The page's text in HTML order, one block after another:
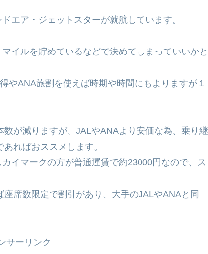
エア・ジェットスターが就航しています。
イルを貯めているなどで決めてしまっていいかと
やANA旅割を使えば時期や時間にもよりますが１
が減りますが、JALやANAより安価な為、乗り継
ればおススメします。
イマークの方が普通運賃で約23000円なので、ス
席数限定で割引があり、大手のJALやANAと同
サーリンク